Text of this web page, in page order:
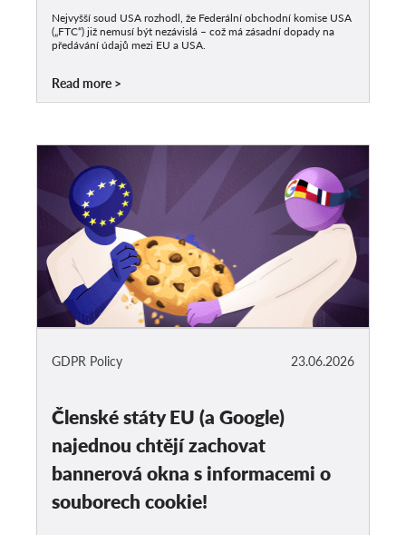
Nejvyšší soud USA rozhodl, že Federální obchodní komise USA
(„FTC“) již nemusí být nezávislá – což má zásadní dopady na
předávání údajů mezi EU a USA.
Read more
23.06.2026
GDPR Policy
Členské státy EU (a Google)
najednou chtějí zachovat
bannerová okna s informacemi o
souborech cookie!